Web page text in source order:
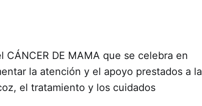
DE MAMA que se celebra en
la atención y el apoyo prestados a la
el tratamiento y los cuidados